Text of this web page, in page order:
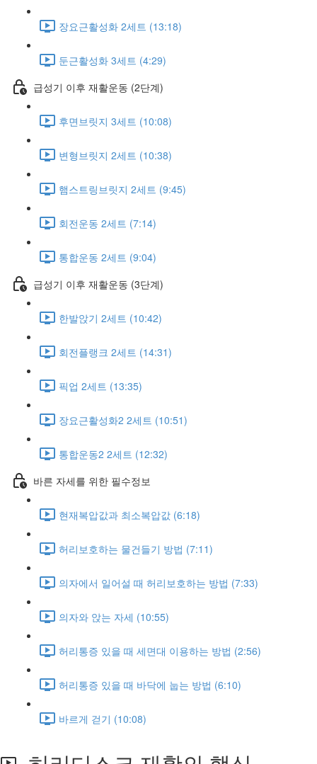
장요근활성화 2세트 (13:18)
둔근활성화 3세트 (4:29)
급성기 이후 재활운동 (2단계)
후면브릿지 3세트 (10:08)
변형브릿지 2세트 (10:38)
햄스트링브릿지 2세트 (9:45)
회전운동 2세트 (7:14)
통합운동 2세트 (9:04)
급성기 이후 재활운동 (3단계)
한발앉기 2세트 (10:42)
회전플랭크 2세트 (14:31)
픽업 2세트 (13:35)
장요근활성화2 2세트 (10:51)
통합운동2 2세트 (12:32)
바른 자세를 위한 필수정보
현재복압값과 최소복압값 (6:18)
허리보호하는 물건들기 방법 (7:11)
의자에서 일어설 때 허리보호하는 방법 (7:33)
의자와 앉는 자세 (10:55)
허리통증 있을 때 세면대 이용하는 방법 (2:56)
허리통증 있을 때 바닥에 눕는 방법 (6:10)
바르게 걷기 (10:08)